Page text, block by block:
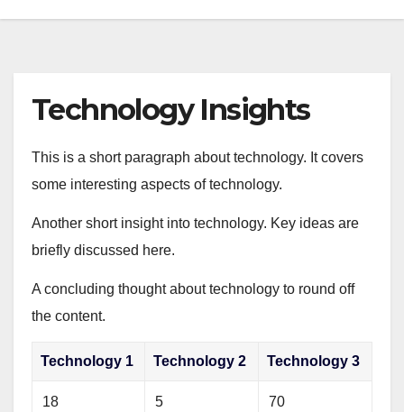
Technology Insights
This is a short paragraph about technology. It covers
some interesting aspects of technology.
Another short insight into technology. Key ideas are
briefly discussed here.
A concluding thought about technology to round off
the content.
Technology 1 Technology 2 Technology 3
18 5 70